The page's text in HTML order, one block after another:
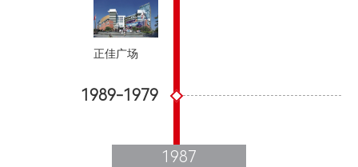
正佳广场
1989-1979
1987